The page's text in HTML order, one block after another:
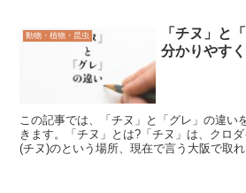
動物・植物・昆虫
「チヌ」と
分かりやす
この記事では、「チヌ」と「グレ」の違い
きます。「チヌ」とは?「チヌ」は、クロ
(チヌ)のという場所、現在で言う大阪で取